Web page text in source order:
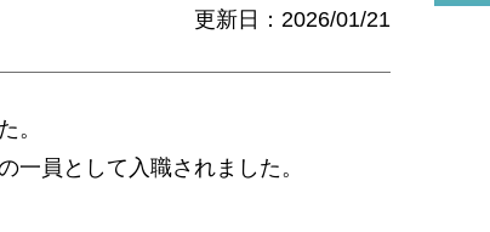
更新日：2026/01/21
。
員として入職されました。